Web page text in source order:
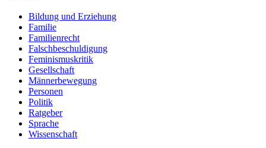
Bildung und Erziehung
Familie
Familienrecht
Falschbeschuldigung
Feminismuskritik
Gesellschaft
Männerbewegung
Personen
Politik
Ratgeber
Sprache
Wissenschaft